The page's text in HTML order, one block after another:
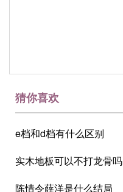
猜你喜欢
e档和d档有什么区别
实木地板可以不打龙骨吗
陈情令薛洋是什么结局